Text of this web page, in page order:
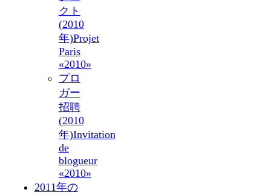
クト
(2010
年)Projet
Paris
«2010»
プロ
ガー
招聘
(2010
年)Invitation
de
blogueur
«2010»
2011年の